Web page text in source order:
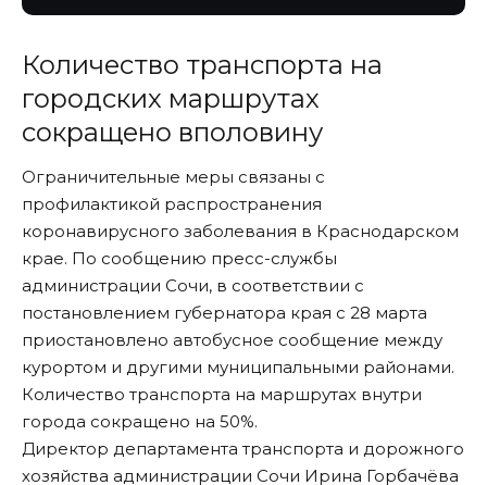
Количество транспорта на
городских маршрутах
сокращено вполовину
Ограничительные меры связаны с
профилактикой распространения
коронавирусного заболевания в Краснодарском
крае. По сообщению пресс-службы
администрации Сочи, в соответствии с
постановлением губернатора края с 28 марта
приостановлено автобусное сообщение между
курортом и другими муниципальными районами.
Количество транспорта на маршрутах внутри
города сокращено на 50%.
Директор департамента транспорта и дорожного
хозяйства администрации Сочи Ирина Горбачёва